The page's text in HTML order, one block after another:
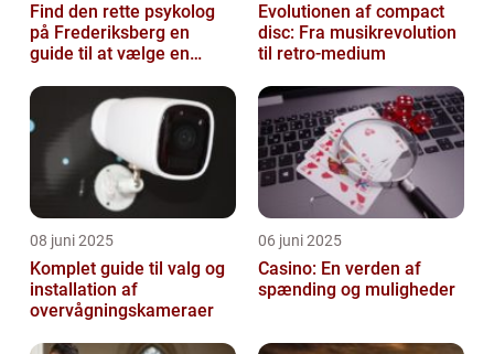
Find den rette psykolog
på Frederiksberg en
guide til at vælge en
Evolutionen af compact
disc: Fra musikrevolution
til retro-medium
08 juni 2025
Komplet guide til valg og
installation af
overvågningskameraer
06 juni 2025
Casino: En verden af
spænding og muligheder